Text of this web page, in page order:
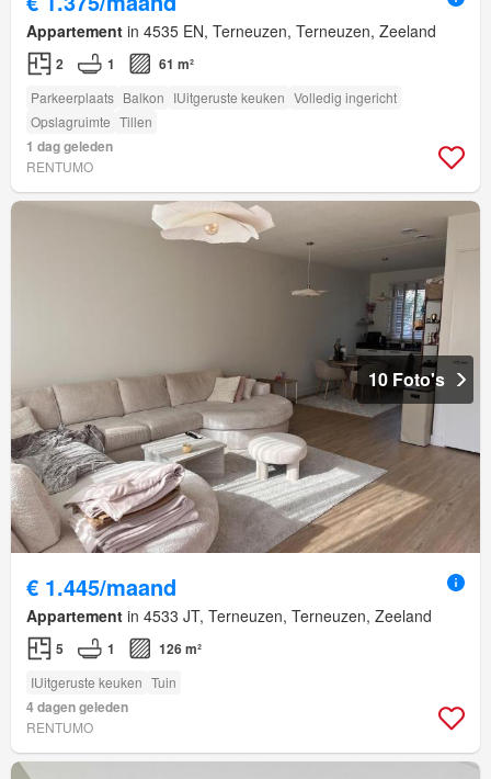
Appartement in 4535 EN, Terneuzen, Terneuzen, Zeeland
2 1 61 m²
Parkeerplaats Balkon IUitgeruste keuken Volledig ingericht
Opslagruimte Tillen
1 dag geleden
RENTUMO
10 Foto's
€ 1.445/maand
Appartement in 4533 JT, Terneuzen, Terneuzen, Zeeland
5 1 126 m²
IUitgeruste keuken Tuin
4 dagen geleden
RENTUMO